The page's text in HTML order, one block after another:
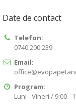
Date de contact
Telefon:
0740.200.239
Email:
Program:
Luni - Vineri / 9:00 -